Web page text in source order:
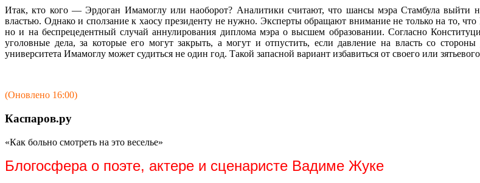
Итак, кто кого — Эрдоган Имамоглу или наоборот? Аналитики считают, что шансы мэра Стамбула выйти
властью. Однако и сползание к хаосу президенту не нужно. Эксперты обращают внимание не только на то,
но и на беспрецедентный случай аннулирования диплома мэра о высшем образовании. Согласно
уголовные дела, за которые его могут закрыть, а могут и отпустить, если давление на власть со
университета Имамоглу может судиться не один год. Такой запасной вариант избавиться от своего или
(Оновлено 16:00)
Каспаров.ру
«Как больно смотреть на это веселье»
Блогосфера о поэте, актере и сценаристе Вадиме Жуке